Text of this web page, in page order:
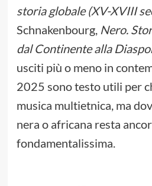
storia globale (XV-XVIII
Schnakenbourg, Nero.
dal Continente alla
usciti più o meno in
2025 sono testo utili per
musica multietnica, ma
nera o africana resta
fondamentalissima.